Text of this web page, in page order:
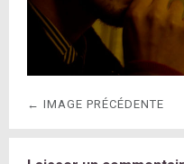
← IMAGE PRÉCÉDENTE